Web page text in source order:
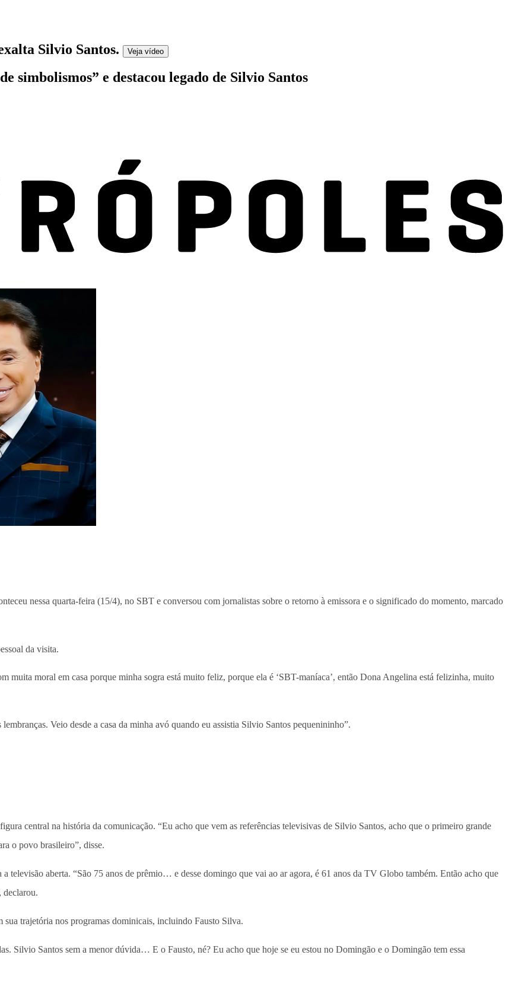
Silvio Santos. Veja vídeo
simbolismos” e destacou legado de Silvio Santos
nessa quarta-feira (15/4), no SBT e conversou com jornalistas sobre o retorno à emissora e o significado do momento, marcado
da visita.
muita moral em casa porque minha sogra está muito feliz, porque ela é ‘SBT-maníaca’, então Dona Angelina está felizinha, muito
Veio desde a casa da minha avó quando eu assistia Silvio Santos pequenininho”.
central na história da comunicação. “Eu acho que vem as referências televisivas de Silvio Santos, acho que o primeiro grande
o povo brasileiro”, disse.
televisão aberta. “São 75 anos de prêmio… e desse domingo que vai ao ar agora, é 61 anos da TV Globo também. Então acho que
declarou.
trajetória nos programas dominicais, incluindo Fausto Silva.
Silvio Santos sem a menor dúvida… E o Fausto, né? Eu acho que hoje se eu estou no Domingão e o Domingão tem essa